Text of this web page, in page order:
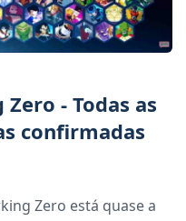
- Todas as
confirmadas
Zero está quase a